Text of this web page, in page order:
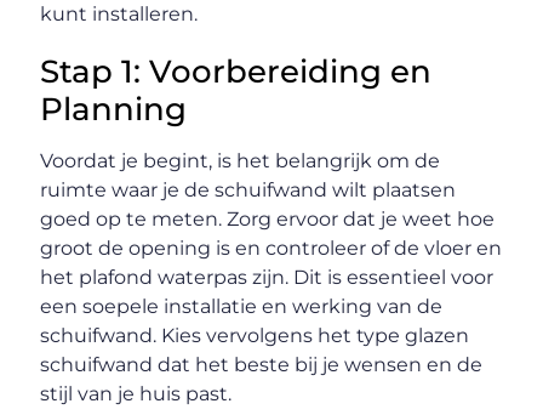
kunt installeren.
Stap 1: Voorbereiding en
Planning
Voordat je begint, is het belangrijk om de
ruimte waar je de schuifwand wilt plaatsen
goed op te meten. Zorg ervoor dat je weet hoe
groot de opening is en controleer of de vloer en
het plafond waterpas zijn. Dit is essentieel voor
een soepele installatie en werking van de
schuifwand. Kies vervolgens het type glazen
schuifwand dat het beste bij je wensen en de
stijl van je huis past.